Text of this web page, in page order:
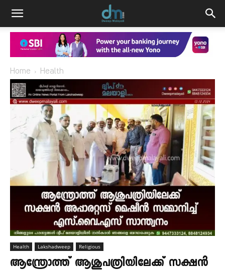
Home Health
Health Lakshadweep Religious
ആന്ത്രോത്ത് ആശുപത്രിയിലേക്ക് സക്ഷൻ